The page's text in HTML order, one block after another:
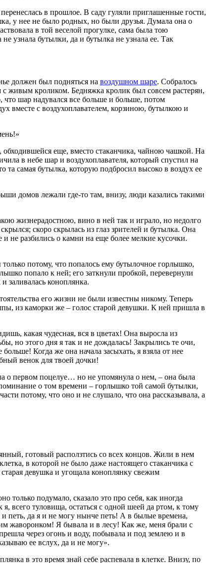
в прошлое. В саду гуляли приглашенные гости,
у нее не было родных, но были друзья. Думала она о
в той веселой прогулке, сама была тою
узнала бутылки, да и бутылка не узнала ее. Так
должен был подняться на воздушном шаре. Собралось
живым кроликом. Бедняжка кролик был совсем растерян,
что шар надувался все больше и больше, потом
вместе с воздухоплавателем, корзиною, бутылкою и
обходившейся еще, вместо стаканчика, чайною чашкой. На
в небе шар и воздухоплавателя, который спустил на
самая бутылка, которую подбросил высоко в воздух ее
домов лежали где-то там, внизу, люди казались такими
жизнерадостною, вино в ней так и играло, но недолго
скоро скрылась из глаз зрителей и бутылка. Она
не разбились о камни на еще более мелкие кусочки.
потому, что попалось ему бутылочное горлышко,
попало к ней; его заткнули пробкой, перевернули
заливалась коноплянка.
его жизни не были известны никому. Теперь
из каморки же – голос старой девушки. К ней пришла в
какая чудесная, вся в цветах! Она выросла из
но этого дня я так и не дождалась! Закрылись те очи,
Когда же она начала засыхать, я взяла от нее
венок для твоей дочки!
о первом поцелуе… но не упомянула о нем, – она была
о том времени – горлышко той самой бутылки,
потому, что оно и не слушало, что она рассказывала, а
готовый расползтись со всех концов. Жили в нем
в которой не было даже настоящего стаканчика с
девушка и угощала коноплянку свежим
только подумало, сказало это про себя, как иногда
всего туловища, остаться с одной шеей да ртом, к тому
петь, да я и не могу нынче петь! А в былые времена,
жаворонком! Я бывала и в лесу! Как же, меня брали с
через огонь и воду, побывала и под землею и в
ее вслух, да и не могу».
в это время знай себе распевала в клетке. Внизу, по